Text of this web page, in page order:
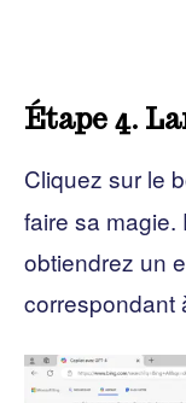
Étape 4.
Cliquez sur le
faire sa
obtiendrez un
correspondant